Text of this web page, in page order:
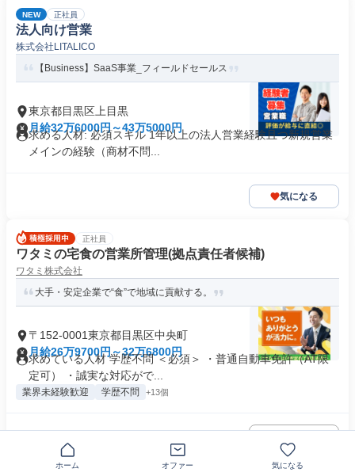
NEW 正社員
法人向け営業
株式会社LITALICO
【Business】SaaS事業_フィールドセールス
東京都目黒区上目黒
月給32万6000円～43万5000円
求める人材: 必須スキル 1年以上の法人営業経験且つ新規営業
メインの経験（商材不問...
気になる
正社員
ワタミの宅食の営業所管理(拠点責任者候補)
ワタミ株式会社
大手・安定企業で“食”で地域に貢献する。
〒152-0001東京都目黒区中央町
月給26万9700円～32万6800円
求めている人材 学歴不問 ＜必須＞ ・普通自動車免許（AT限
定可） ・誠実な対応がで...
業界未経験歓迎 学歴不問 +13個
ホーム オファー 気になる